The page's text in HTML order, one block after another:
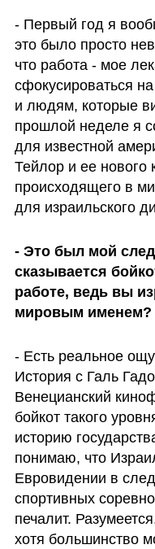
- Первый год я
это было просто
что работа - мое
сфокусироваться
и людям, которые
прошлой неделе я
для известной
Тейлор и ее нового
происходящего в
для израильского
- Это был мой
сказывается
работе, ведь вы
мировым именем?
- Есть реальное
История с Галь
Венецианский
бойкот такого
историю
понимаю, что
Евровидении в
спортивных
печалит.
хотя большинство